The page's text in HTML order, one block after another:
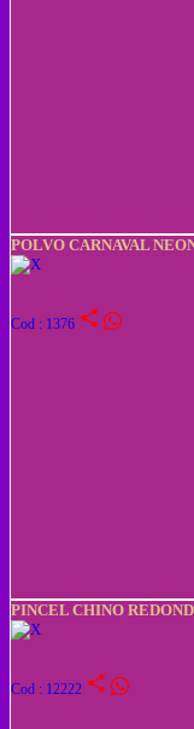
POLVO CARNAVAL
Cod : 1376 share
PINCEL CHINO
Cod : 12222 share